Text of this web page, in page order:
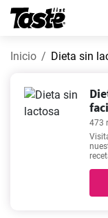
Inicio Dieta sin
473